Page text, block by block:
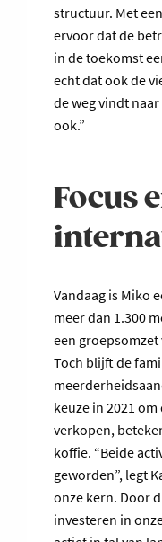
structuur. Met
ervoor dat de
in de toekomst
echt dat ook de
de weg vindt
ook.”
Focus
Vandaag is Miko
meer dan 1.300
een groepsomzet
Toch blijft de
keuze in 2021
verkopen,
koffie. “Beide
geworden”, legt
onze kern. Door
investeren in